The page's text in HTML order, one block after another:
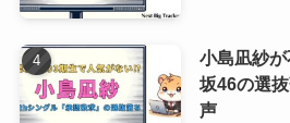
小島凪紗
坂46の選
声